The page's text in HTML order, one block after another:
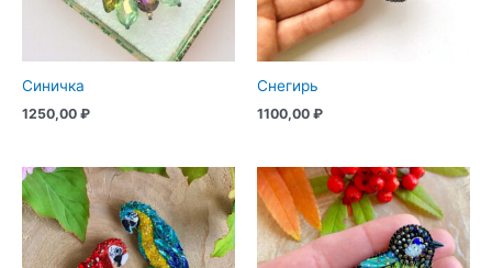
Синичка
1250,00 ₽
Снегирь
1100,00 ₽